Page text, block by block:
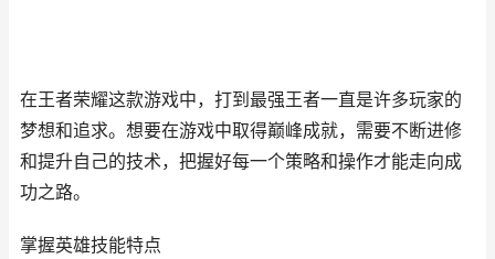
在王者荣耀这款游戏中，打到最强王者一直是许多玩家的
梦想和追求。想要在游戏中取得巅峰成就，需要不断进修
和提升自己的技术，把握好每一个策略和操作才能走向成
功之路。
掌握英雄技能特点